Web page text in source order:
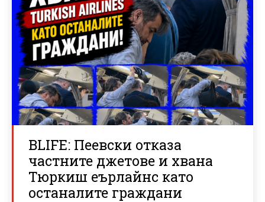
BLIFE: Пеевски отказа
частните джетове и хвана
Тюркиш еърлайнс като
останалите граждани